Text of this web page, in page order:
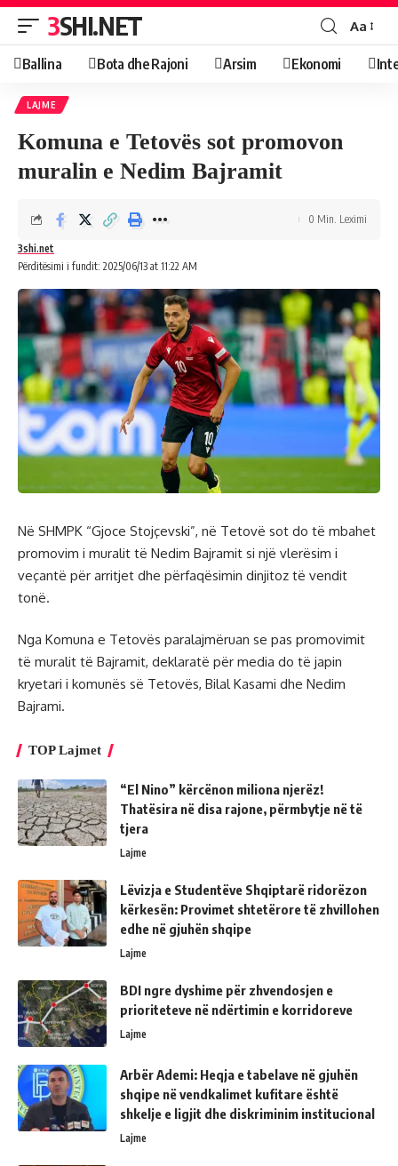
3SHI.NET Aa
Ballina Bota dhe Rajoni Arsim Ekonomi
LAJME
Komuna e Tetovës sot promovon
muralin e Nedim Bajramit
Përditësimi i fundit: 2025/06/13 at 11:22 AM
3shi.net
0 Min. Leximi
Në SHMPK “Gjoce Stojçevski”, në Tetovë sot do të mbahet
promovim i muralit të Nedim Bajramit si një vlerësim i
veçantë për arritjet dhe përfaqësimin dinjitoz të vendit
tonë.
Nga Komuna e Tetovës paralajmëruan se pas promovimit
të muralit të Bajramit, deklaratë për media do të japin
kryetari i komunës së Tetovës, Bilal Kasami dhe Nedim
Bajrami.
TOP Lajmet
“El Nino” kërcënon miliona njerëz!
Thatësira në disa rajone, përmbytje në të
tjera
Lajme
Lëvizja e Studentëve Shqiptarë ridorëzon
kërkesën: Provimet shtetërore të zhvillohen
edhe në gjuhën shqipe
Lajme
BDI ngre dyshime për zhvendosjen e
prioriteteve në ndërtimin e korridoreve
Lajme
Arbër Ademi: Heqja e tabelave në gjuhën
shqipe në vendkalimet kufitare është
shkelje e ligjit dhe diskriminim institucional
Lajme